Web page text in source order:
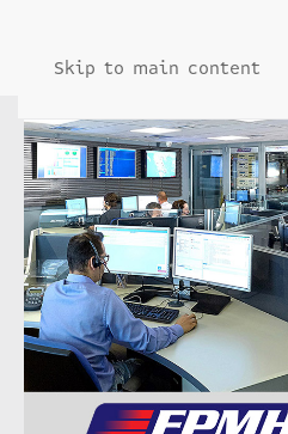
Skip to main content